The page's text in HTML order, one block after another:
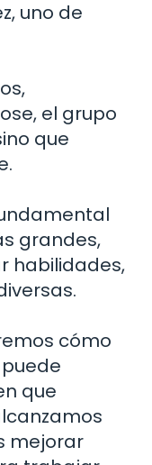
uno de
el grupo
que
grandes,
habilidades,
cómo
que
mejorar